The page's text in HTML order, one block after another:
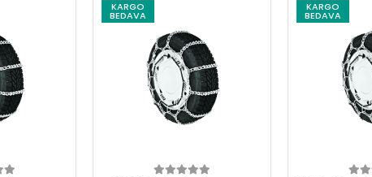
KARGO
BEDAVA
KARGO
BEDAVA